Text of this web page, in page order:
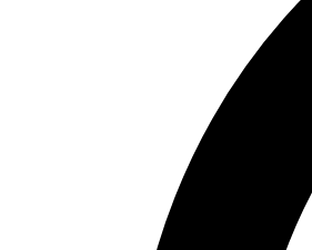
Préparer des éléments de garniture
Valoriser la pâtisserie élaborée
Mesurer le coût des produits fabriqués